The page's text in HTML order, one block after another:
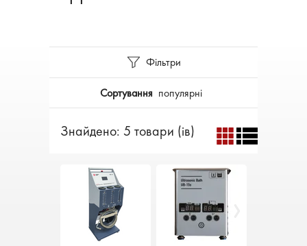
Фільтри
Сортування популярні
Знайдено: 5 товари (ів)